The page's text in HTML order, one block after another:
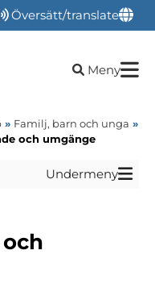
Översätt/translate
Öppna
Meny
» Familj, barn och unga »
och umgänge
Undermeny